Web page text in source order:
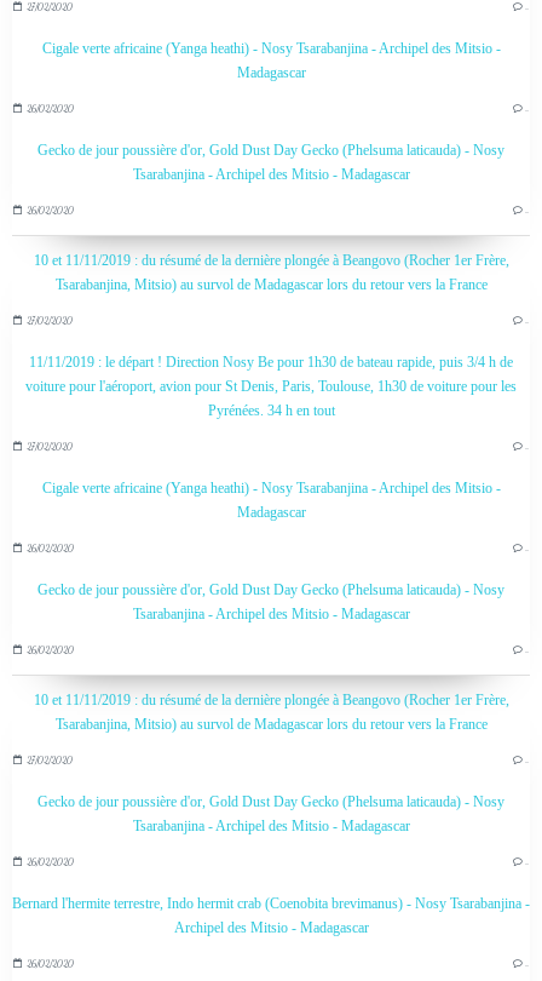
27/02/2020 …
Cigale verte africaine (Yanga heathi) - Nosy Tsarabanjina - Archipel des Mitsio -
Madagascar
26/02/2020 …
Gecko de jour poussière d'or, Gold Dust Day Gecko (Phelsuma laticauda) - Nosy
Tsarabanjina - Archipel des Mitsio - Madagascar
26/02/2020 …
10 et 11/11/2019 : du résumé de la dernière plongée à Beangovo (Rocher 1er Frère,
Tsarabanjina, Mitsio) au survol de Madagascar lors du retour vers la France
27/02/2020 …
11/11/2019 : le départ ! Direction Nosy Be pour 1h30 de bateau rapide, puis 3/4 h de
voiture pour l'aéroport, avion pour St Denis, Paris, Toulouse, 1h30 de voiture pour les
Pyrénées. 34 h en tout
27/02/2020 …
Cigale verte africaine (Yanga heathi) - Nosy Tsarabanjina - Archipel des Mitsio -
Madagascar
26/02/2020 …
Gecko de jour poussière d'or, Gold Dust Day Gecko (Phelsuma laticauda) - Nosy
Tsarabanjina - Archipel des Mitsio - Madagascar
26/02/2020 …
10 et 11/11/2019 : du résumé de la dernière plongée à Beangovo (Rocher 1er Frère,
Tsarabanjina, Mitsio) au survol de Madagascar lors du retour vers la France
27/02/2020 …
Gecko de jour poussière d'or, Gold Dust Day Gecko (Phelsuma laticauda) - Nosy
Tsarabanjina - Archipel des Mitsio - Madagascar
26/02/2020 …
Bernard l'hermite terrestre, Indo hermit crab (Coenobita brevimanus) - Nosy Tsarabanjina -
Archipel des Mitsio - Madagascar
26/02/2020 …